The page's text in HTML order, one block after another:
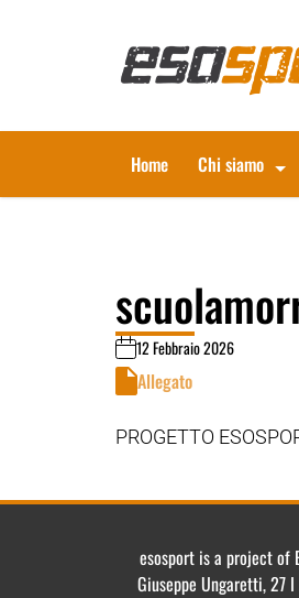
Home Chi siamo
12 Febbraio 2026
Allegato
PROGETTO
esosport is a project of
Giuseppe Ungaretti, 27